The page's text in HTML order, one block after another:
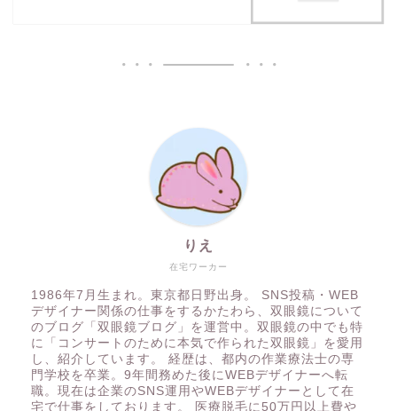
在宅ワーカー
りえ
1986年7月生まれ。東京都日野出身。 SNS投稿・WEB
デザイナー関係の仕事をするかたわら、双眼鏡について
のブログ「双眼鏡ブログ」を運営中。双眼鏡の中でも特
に「コンサートのために本気で作られた双眼鏡」を愛用
し、紹介しています。 経歴は、都内の作業療法士の専
門学校を卒業。9年間務めた後にWEBデザイナーへ転
職。現在は企業のSNS運用やWEBデザイナーとして在
宅で仕事をしております。 医療脱毛に50万円以上費や